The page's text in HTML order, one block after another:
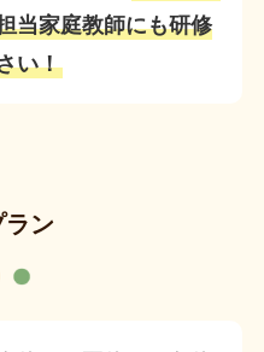
当家庭教師にも研修
い！
ラン